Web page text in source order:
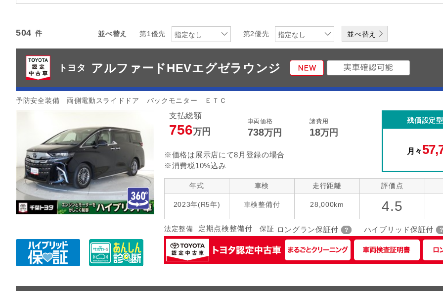
ワンオーナー 修復歴無
カラー
カーナビ TV
ヘッドランプ 指定なし エアロパーツ 指定なし
504 並べ替え 第1優先 指定なし 第2優先 指定なし
トヨタ アルファードHEVエグゼラウンジ
予防安全装備 両側電動スライドドア バックモニター ＥＴＣ
支払総額
756万円
車両価格
738万円
諸費用
18万円
※価格は展示店にて8月登録の場合
※消費税10%込み
残価設定
月々
年式
2023年(R5年)
車検
車検整備付
走行距離
28,000km
評価点
4.5
法定整備 定期点検整備付 保証 ロングラン保証付 ハイブリッド保証付